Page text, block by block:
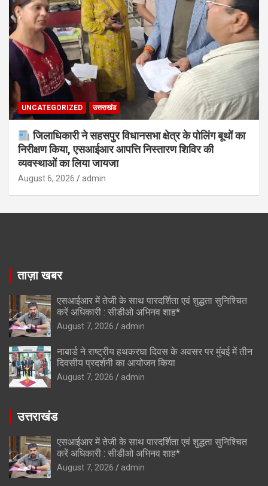
UNCATEGORIZED उत्तराखंड
जिलाधिकारी ने सहसपुर विधानसभा क्षेत्र के पोलिंग बूथों का
निरीक्षण किया, एसआईआर आपत्ति निस्तारण शिविर की
व्यवस्थाओं का लिया जायजा
August 6, 2026 admin
ताज़ा खबर
एसआईआर में तेजी के साथ पारदर्शिता एवं शुद्धता सुनिश्चित
करें अधिकारी : सीडीओ अभिनव शाह*
August 7, 2026 admin
नाबार्ड ने राष्ट्रीय हथकरघा दिवस के अवसर पर मुंबई में तीन
दिवसीय प्रदर्शनी का आयोजन किया
August 7, 2026 admin
उत्तराखंड
एसआईआर में तेजी के साथ पारदर्शिता एवं शुद्धता सुनिश्चित
करें अधिकारी : सीडीओ अभिनव शाह*
August 7, 2026 admin